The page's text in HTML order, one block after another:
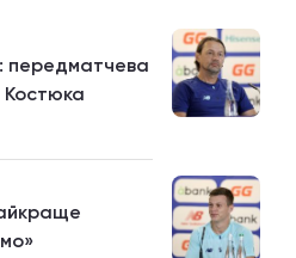
передматчева
Костюка